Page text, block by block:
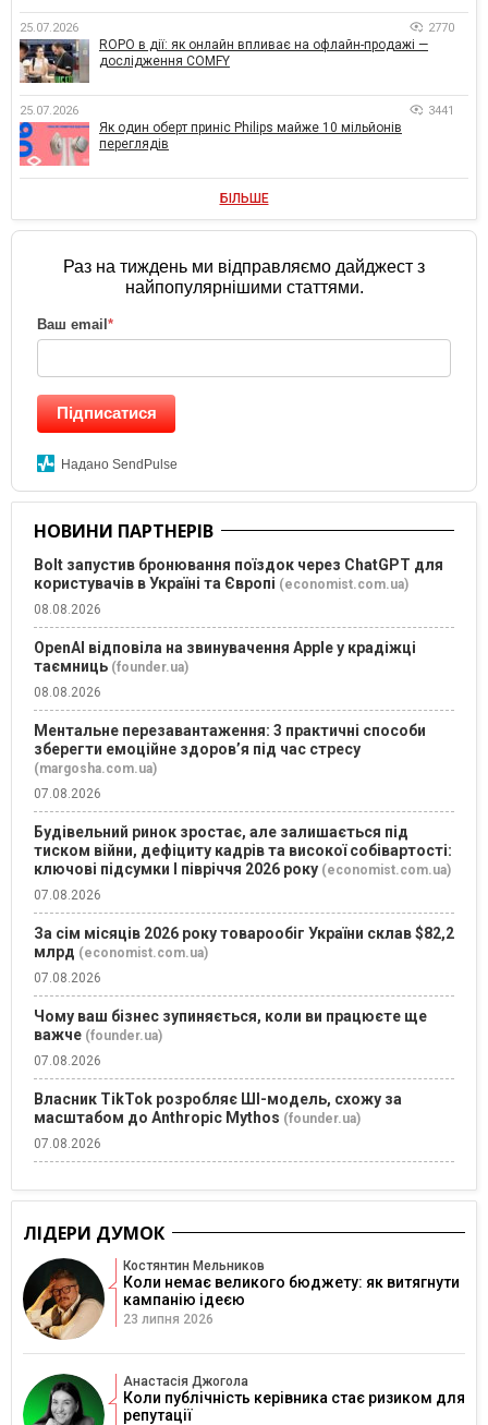
25.07.2026 2770
ROPO в дії: як онлайн впливає на офлайн-продажі —
дослідження COMFY
25.07.2026 3441
Як один оберт приніс Philips майже 10 мільйонів
переглядів
БІЛЬШЕ
Раз на тиждень ми відправляємо дайджест з
найпопулярнішими статтями.
Ваш email*
Підписатися
Надано SendPulse
НОВИНИ ПАРТНЕРІВ
Bolt запустив бронювання поїздок через ChatGPT для
користувачів в Україні та Європі (economist.com.ua)
08.08.2026
OpenAI відповіла на звинувачення Apple у крадіжці
таємниць (founder.ua)
08.08.2026
Ментальне перезавантаження: 3 практичні способи
зберегти емоційне здоров’я під час стресу
(margosha.com.ua)
07.08.2026
Будівельний ринок зростає, але залишається під
тиском війни, дефіциту кадрів та високої собівартості:
ключові підсумки І півріччя 2026 року (economist.com.ua)
07.08.2026
За сім місяців 2026 року товарообіг України склав $82,2
млрд (economist.com.ua)
07.08.2026
Чому ваш бізнес зупиняється, коли ви працюєте ще
важче (founder.ua)
07.08.2026
Власник TikTok розробляє ШІ-модель, схожу за
масштабом до Anthropic Mythos (founder.ua)
07.08.2026
ЛІДЕРИ ДУМОК
Костянтин Мельников
Коли немає великого бюджету: як витягнути
кампанію ідеєю
23 липня 2026
Анастасія Джогола
Коли публічність керівника стає ризиком для
репутації